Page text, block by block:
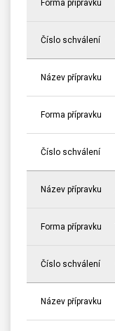
Forma přípravku
Číslo schválení
Název přípravku
Forma přípravku
Číslo schválení
Název přípravku
Forma přípravku
Číslo schválení
Název přípravku